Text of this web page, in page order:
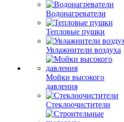
Водонагреватели
Тепловые пушки
Увлажнители воздуха
Мойки высокого
давления
Стеклоочистители